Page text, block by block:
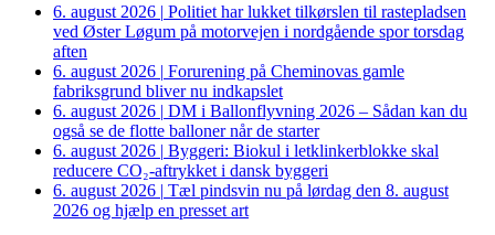
6. august 2026 | Politiet har lukket tilkørslen til rastepladsen
ved Øster Løgum på motorvejen i nordgående spor torsdag
aften
6. august 2026 | Forurening på Cheminovas gamle
fabriksgrund bliver nu indkapslet
6. august 2026 | DM i Ballonflyvning 2026 – Sådan kan du
også se de flotte balloner når de starter
6. august 2026 | Byggeri: Biokul i letklinkerblokke skal
reducere CO₂-aftrykket i dansk byggeri
6. august 2026 | Tæl pindsvin nu på lørdag den 8. august
2026 og hjælp en presset art